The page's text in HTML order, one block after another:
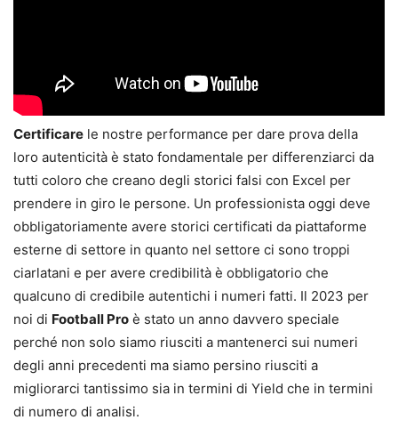
Certificare le nostre performance per dare prova della
loro autenticità è stato fondamentale per differenziarci da
tutti coloro che creano degli storici falsi con Excel per
prendere in giro le persone. Un professionista oggi deve
obbligatoriamente avere storici certificati da piattaforme
esterne di settore in quanto nel settore ci sono troppi
ciarlatani e per avere credibilità è obbligatorio che
qualcuno di credibile autentichi i numeri fatti. Il 2023 per
noi di Football Pro è stato un anno davvero speciale
perché non solo siamo riusciti a mantenerci sui numeri
degli anni precedenti ma siamo persino riusciti a
migliorarci tantissimo sia in termini di Yield che in termini
di numero di analisi.